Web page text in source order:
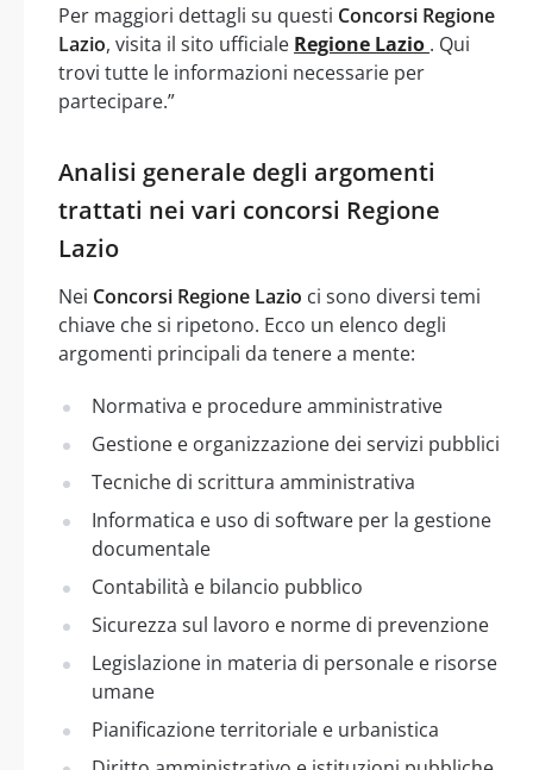
Per maggiori dettagli su questi Concorsi Regione
Lazio, visita il sito ufficiale Regione Lazio . Qui
trovi tutte le informazioni necessarie per
partecipare.”
Analisi generale degli argomenti
trattati nei vari concorsi Regione
Lazio
Nei Concorsi Regione Lazio ci sono diversi temi
chiave che si ripetono. Ecco un elenco degli
argomenti principali da tenere a mente:
Normativa e procedure amministrative
Gestione e organizzazione dei servizi pubblici
Tecniche di scrittura amministrativa
Informatica e uso di software per la gestione
documentale
Contabilità e bilancio pubblico
Sicurezza sul lavoro e norme di prevenzione
Legislazione in materia di personale e risorse
umane
Pianificazione territoriale e urbanistica